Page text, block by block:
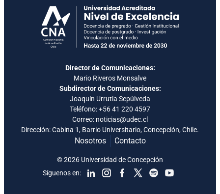
Director de Comunicaciones:
Mario Riveros Monsalve
Subdirector de Comunicaciones:
Joaquín Urrutia Sepúlveda
Teléfono:+56 41 220 4597
Correo: noticias@udec.cl
Dirección: Cabina 1, Barrio Universitario, Concepción, Chile.
Nosotros Contacto
Síguenos en:
© 2026 Universidad de Concepción